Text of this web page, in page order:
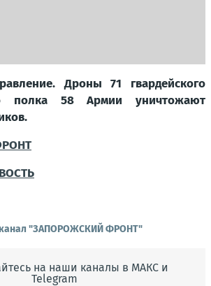
Дроны 71 гвардейского
полка 58 Армии уничтожают
"ЗАПОРОЖСКИЙ ФРОНТ"
на наши каналы в МАКС и
Telegram